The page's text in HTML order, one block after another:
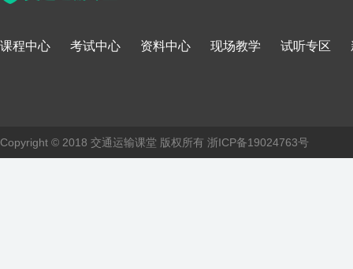
课程中心 考试中心 资料中心 现场教学 试听专区
Copyright © 2018 交通运输课堂 版权所有 浙ICP备19024763号